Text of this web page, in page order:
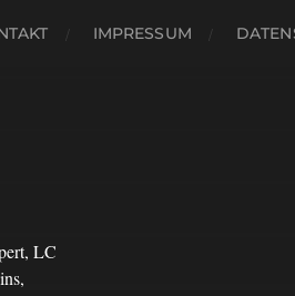
IMPRESSUM
LC